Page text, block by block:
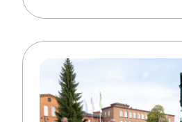
Lue lisää tapahtumasta